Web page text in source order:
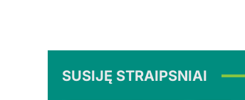
SUSIJĘ STRAIPSNIAI